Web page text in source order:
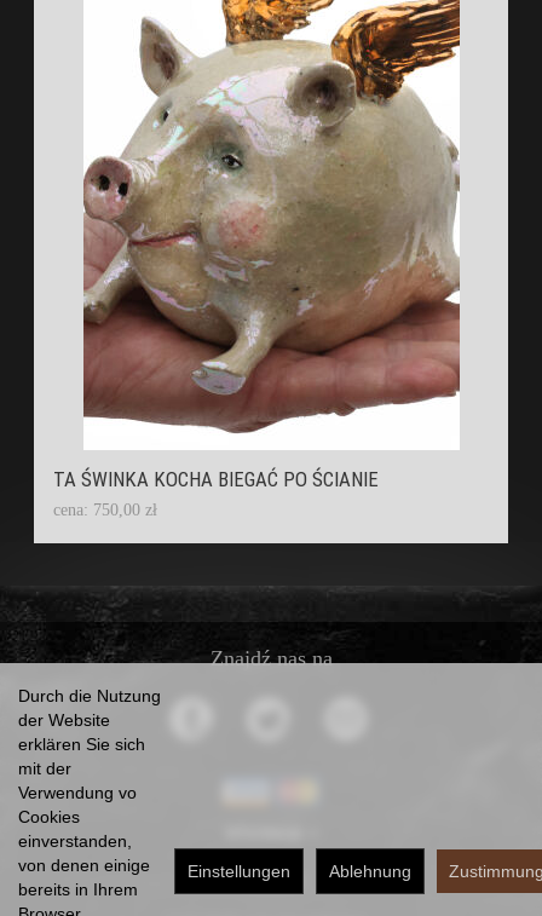
TA ŚWINKA KOCHA BIEGAĆ PO ŚCIANIE
cena: 750,00 zł
Znajdź nas na
Kontakt
Durch die Nutzung
der Website
erklären Sie sich
mit der
Verwendung vo
Cookies
einverstanden,
von denen einige
bereits in Ihrem
Einstellungen Ablehnung